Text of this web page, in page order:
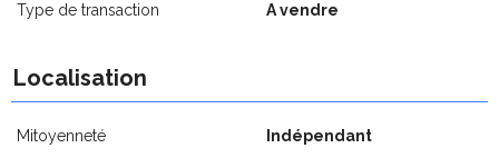
Type de transaction A vendre
Localisation
Mitoyenneté Indépendant